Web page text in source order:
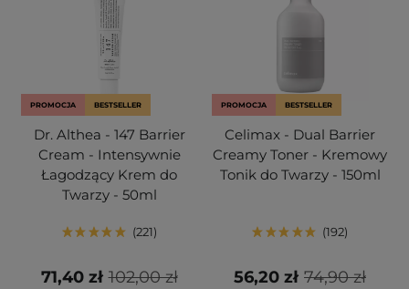
PROMOCJA BESTSELLER
Dr. Althea - 147 Barrier
Cream - Intensywnie
Łagodzący Krem do
Twarzy - 50ml
221
102,00 zł
71,40 zł
PROMOCJA BESTSELLER
Celimax - Dual Barrier
Creamy Toner - Kremowy
Tonik do Twarzy - 150ml
192
74,90 zł
56,20 zł